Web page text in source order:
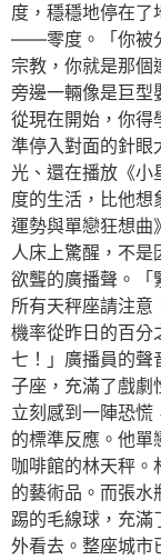
度，穩穩地停在了
——零度。「你被
宗教，你就是那個
旁邊一輛像是巨型
從現在開始，你得
準停入對面的針眼
光、還在播放《小
度的生活，比他想
運勢與單戀狂想曲
人床上驚醒，不是
欲聾的廣播聲。「
所有天秤座請注意
機率從昨日的百分
七！」廣播員的聲
子座，充滿了戲劇
立刻感到一陣恐慌
的標準反應。他單
咖啡館的林天秤。
的藝術品。而張水
踢的毛線球，充滿
外看去。整座城市